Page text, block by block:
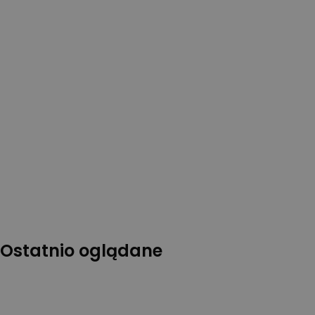
Ostatnio oglądane